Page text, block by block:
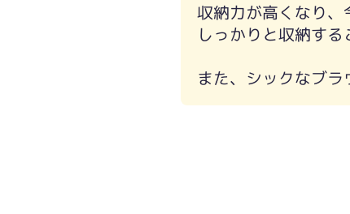
収納力が高くなり、
しっかりと収納する
また、シックなブラ